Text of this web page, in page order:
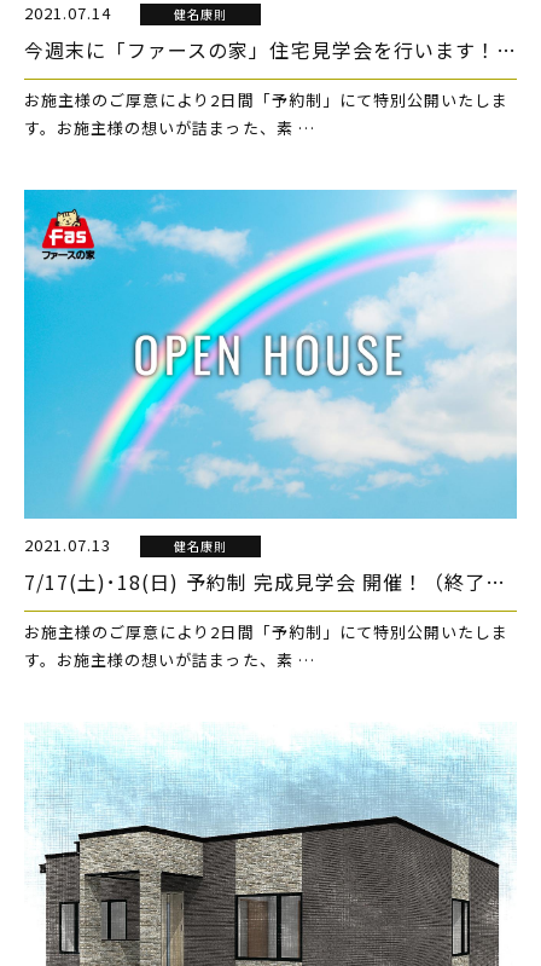
2021.07.14 健名康則
今週末に「ファースの家」住宅見学会を行います！（終了しました）
お施主様のご厚意により2日間「予約制」にて特別公開いたしま
す。お施主様の想いが詰まった、素 …
2021.07.13 健名康則
7/17(土)･18(日) 予約制 完成見学会 開催！（終了しました）
お施主様のご厚意により2日間「予約制」にて特別公開いたしま
す。お施主様の想いが詰まった、素 …